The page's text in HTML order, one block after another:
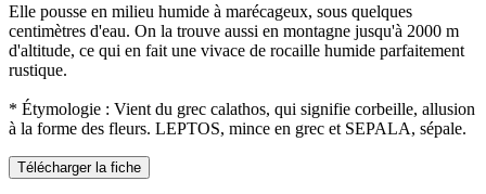
Elle pousse en milieu humide à marécageux, sous quelques
centimètres d'eau. On la trouve aussi en montagne jusqu'à 2000 m
d'altitude, ce qui en fait une vivace de rocaille humide parfaitement
rustique.
* Étymologie : Vient du grec calathos, qui signifie corbeille, allusion
à la forme des fleurs. LEPTOS, mince en grec et SEPALA, sépale.
Télécharger la fiche